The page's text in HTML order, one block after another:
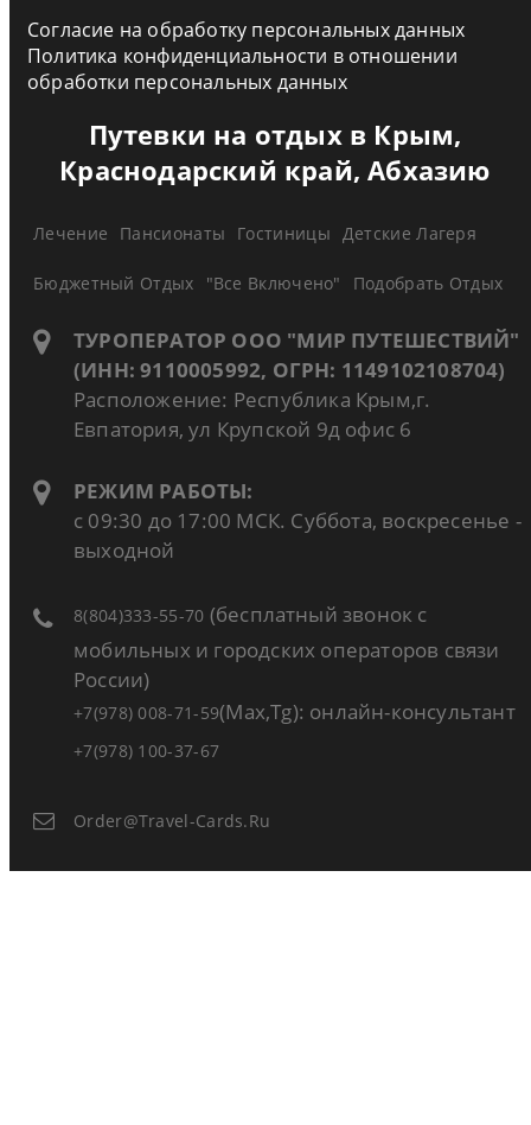
Согласие на обработку персональных данных
Политика конфиденциальности в отношении
обработки персональных данных
Путевки на отдых в Крым,
Краснодарский край, Абхазию
Лечение Пансионаты Гостиницы Детские Лагеря
Бюджетный Отдых "Все Включено" Подобрать Отдых
ТУРОПЕРАТОР ООО "МИР ПУТЕШЕСТВИЙ"
(ИНН: 9110005992, ОГРН: 1149102108704)
Расположение: Республика Крым,г.
Евпатория, ул Крупской 9д офис 6
РЕЖИМ РАБОТЫ:
с 09:30 до 17:00 МСК. Суббота, воскресенье -
выходной
8(804)333-55-70 (бесплатный звонок с
мобильных и городских операторов связи
России)
+7(978) 008-71-59(Max,Tg): онлайн-консультант
+7(978) 100-37-67
Order@travel-Cards.ru